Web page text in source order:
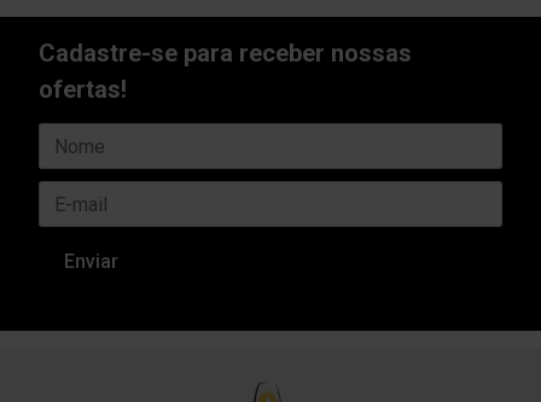
Cadastre-se para receber nossas
ofertas!